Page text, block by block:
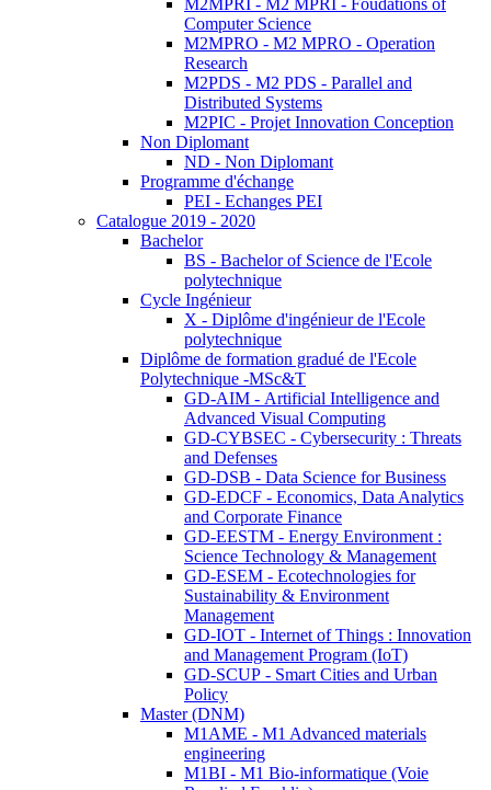
M2MPRI - M2 MPRI - Foudations of
Computer Science
M2MPRO - M2 MPRO - Operation
Research
M2PDS - M2 PDS - Parallel and
Distributed Systems
M2PIC - Projet Innovation Conception
Non Diplomant
ND - Non Diplomant
Programme d'échange
PEI - Echanges PEI
Catalogue 2019 - 2020
Bachelor
BS - Bachelor of Science de l'Ecole
polytechnique
Cycle Ingénieur
X - Diplôme d'ingénieur de l'Ecole
polytechnique
Diplôme de formation gradué de l'Ecole
Polytechnique -MSc&T
GD-AIM - Artificial Intelligence and
Advanced Visual Computing
GD-CYBSEC - Cybersecurity : Threats
and Defenses
GD-DSB - Data Science for Business
GD-EDCF - Economics, Data Analytics
and Corporate Finance
GD-EESTM - Energy Environment :
Science Technology & Management
GD-ESEM - Ecotechnologies for
Sustainability & Environment
Management
GD-IOT - Internet of Things : Innovation
and Management Program (IoT)
GD-SCUP - Smart Cities and Urban
Policy
Master (DNM)
M1AME - M1 Advanced materials
engineering
M1BI - M1 Bio-informatique (Voie